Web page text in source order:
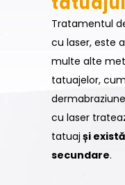
Tratamentul
cu laser, este
multe alte
tatuajelor,
cu laser
tatuaj și
secundare.